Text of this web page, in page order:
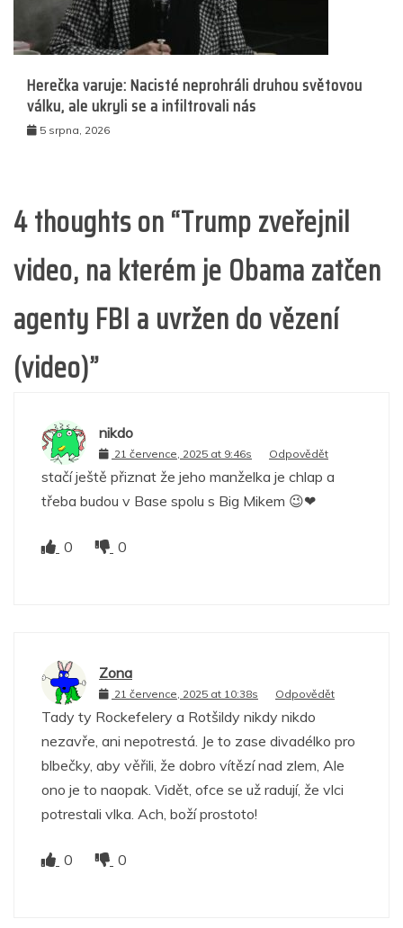
Herečka varuje: Nacisté neprohráli druhou světovou
válku, ale ukryli se a infiltrovali nás
5 srpna, 2026
4 thoughts on “Trump zveřejnil
video, na kterém je Obama zatčen
agenty FBI a uvržen do vězení
(video)”
nikdo
21 července, 2025 at 9:46s Odpovědět
stačí ještě přiznat že jeho manželka je chlap a
třeba budou v Base spolu s Big Mikem 😉❤
0 0
Zona
21 července, 2025 at 10:38s Odpovědět
Tady ty Rockefelery a Rotšildy nikdy nikdo
nezavře, ani nepotrestá. Je to zase divadélko pro
blbečky, aby věřili, že dobro vítězí nad zlem, Ale
ono je to naopak. Vidět, ofce se už radují, že vlci
potrestali vlka. Ach, boží prostoto!
0 0